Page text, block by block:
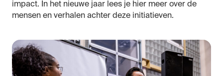
impact. In het nieuwe jaar lees je hier meer over de
mensen en verhalen achter deze initiatieven.